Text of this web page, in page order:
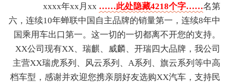
xxxx年xx月xx ……此处隐藏4218个字……名第
六，连续10年蝉联中国自主品牌的销量第一，连续8年中
国乘用车出口第一。这一切的一切都离不开您的支持。
XX公司现有XX、瑞麒、威麟、开瑞四大品牌，我公司
主营XX瑞虎系列、风云系列、A系列、旗云系列等中高
档车型，感谢并欢迎您携亲朋好友选购XX汽车，支持民